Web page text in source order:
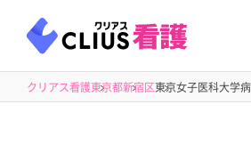
クリアス看護東京都新宿区東京女子医科大学